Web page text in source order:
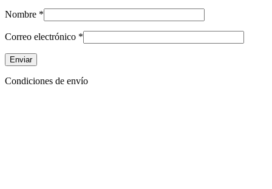
Nombre *
Correo electrónico *
Condiciones de envío